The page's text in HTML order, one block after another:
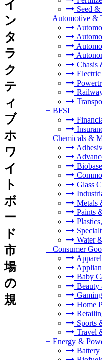
Seed
+ Automotive &
Chasis
+ BFSI
+ Chemicals &
Glass
Metals
Paints
Water
+ Consumer
Baby
Beauty
Gaming
Home
Sports
Travel
+ Energy &
Battery
イ
ン
タ
ラ
ク
テ
ィ
ブ
ホ
ワ
イ
ト
ボ
ー
ド
市
場
の
規